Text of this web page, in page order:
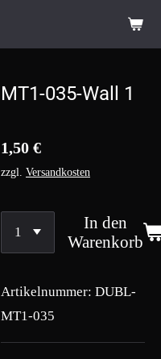
MT1-035-Wall 1
1,50 €
zzgl. Versandkosten
In den
Warenkorb
Artikelnummer: DUBL-
MT1-035